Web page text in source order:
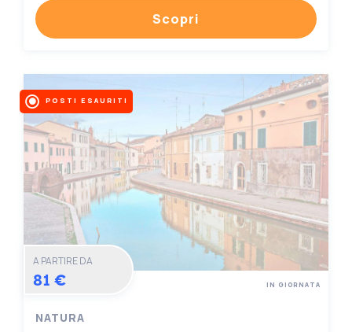
Scopri
POSTI ESAURITI
A PARTIRE DA
81 €
NATURA
IN GIORNATA